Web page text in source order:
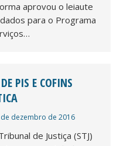
aprovou o leiaute
para o Programa
PIS E COFINS
dezembro de 2016
de Justiça (STJ)